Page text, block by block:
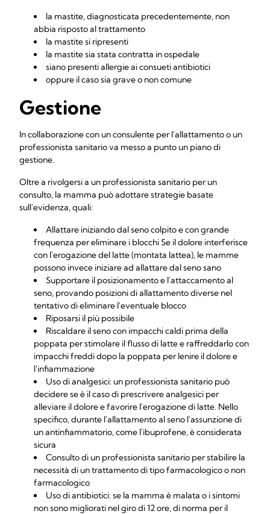
la mastite, diagnosticata precedentemente, non
abbia risposto al trattamento
la mastite si ripresenti
la mastite sia stata contratta in ospedale
siano presenti allergie ai consueti antibiotici
oppure il caso sia grave o non comune
Gestione
In collaborazione con un consulente per l'allattamento o un
professionista sanitario va messo a punto un piano di
gestione.
Oltre a rivolgersi a un professionista sanitario per un
consulto, la mamma può adottare strategie basate
sull'evidenza, quali:
Allattare iniziando dal seno colpito e con grande
frequenza per eliminare i blocchi Se il dolore interferisce
con l'erogazione del latte (montata lattea), le mamme
possono invece iniziare ad allattare dal seno sano
Supportare il posizionamento e l'attaccamento al
seno, provando posizioni di allattamento diverse nel
tentativo di eliminare l'eventuale blocco
Riposarsi il più possibile
Riscaldare il seno con impacchi caldi prima della
poppata per stimolare il flusso di latte e raffreddarlo con
impacchi freddi dopo la poppata per lenire il dolore e
l'infiammazione
Uso di analgesici: un professionista sanitario può
decidere se è il caso di prescrivere analgesici per
alleviare il dolore e favorire l'erogazione di latte. Nello
specifico, durante l'allattamento al seno l'assunzione di
un antinfiammatorio, come l'ibuprofene, è considerata
sicura
Consulto di un professionista sanitario per stabilire la
necessità di un trattamento di tipo farmacologico o non
farmacologico
Uso di antibiotici: se la mamma è malata o i sintomi
non sono migliorati nel giro di 12 ore, di norma per il